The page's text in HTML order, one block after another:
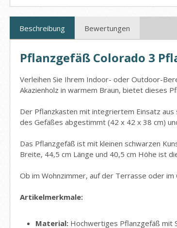
Beschreibung Bewertungen
Pflanzgefäß Colorado 3
Verleihen Sie Ihrem Indoor- oder Outdoor-
Akazienholz in warmem Braun, bietet dieses
Der Pflanzkasten mit integriertem Einsatz
des Gefäßes abgestimmt (42 x 42 x 38 cm)
Das Pflanzgefäß ist mit kleinen schwarzen
Breite, 44,5 cm Länge und 40,5 cm Höhe ist
Ob im Wohnzimmer, auf der Terrasse oder
Artikelmerkmale:
Material: Hochwertiges Pflanzgefäß mit